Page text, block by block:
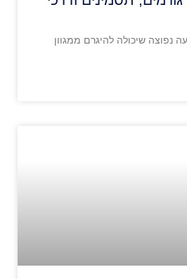
נפוצה שיכולה להיגרם ממגוון